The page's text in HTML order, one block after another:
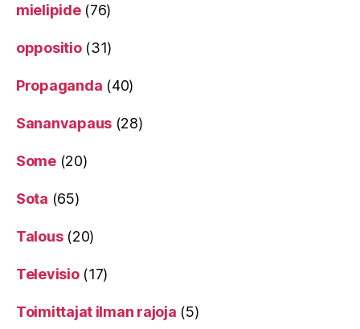
mielipide(76)
oppositio(31)
Propaganda (40)
Sananvapaus (28)
Some(20)
Sota (65)
Talous(20)
Televisio(17)
Toimittajat ilman rajoja (5)